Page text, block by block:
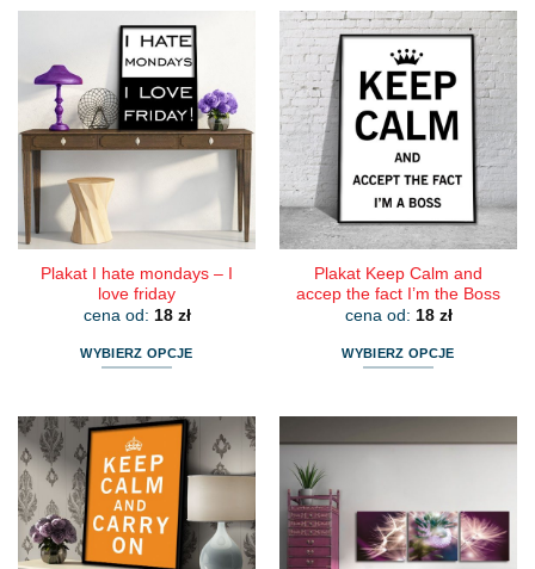
Plakat I hate mondays – I
love friday
cena od: 18 zł
WYBIERZ OPCJE
ma
wiele
wariantów.
Opcje
można
wybrać
Plakat Keep Calm and
accep the fact I’m the Boss
cena od: 18 zł
WYBIERZ OPCJE
Opcje
można
wybrać